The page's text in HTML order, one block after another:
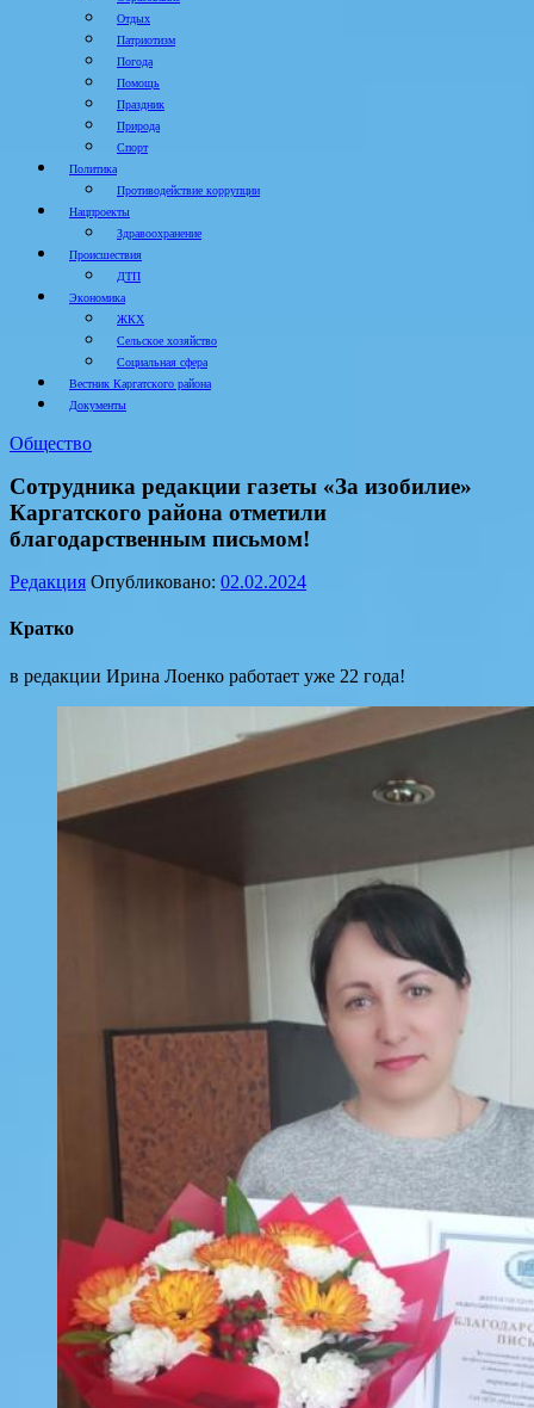
Отдых
Патриотизм
Погода
Помощь
Праздник
Природа
Спорт
Политика
Противодействие коррупции
Нацпроекты
Здравоохранение
Происшествия
ДТП
Экономика
ЖКХ
Сельское хозяйство
Социальная сфера
Вестник Каргатского района
Документы
Общество
Сотрудника редакции газеты «За изобилие»
Каргатского района отметили
благодарственным письмом!
Редакция Опубликовано: 02.02.2024
Кратко
в редакции Ирина Лоенко работает уже 22 года!